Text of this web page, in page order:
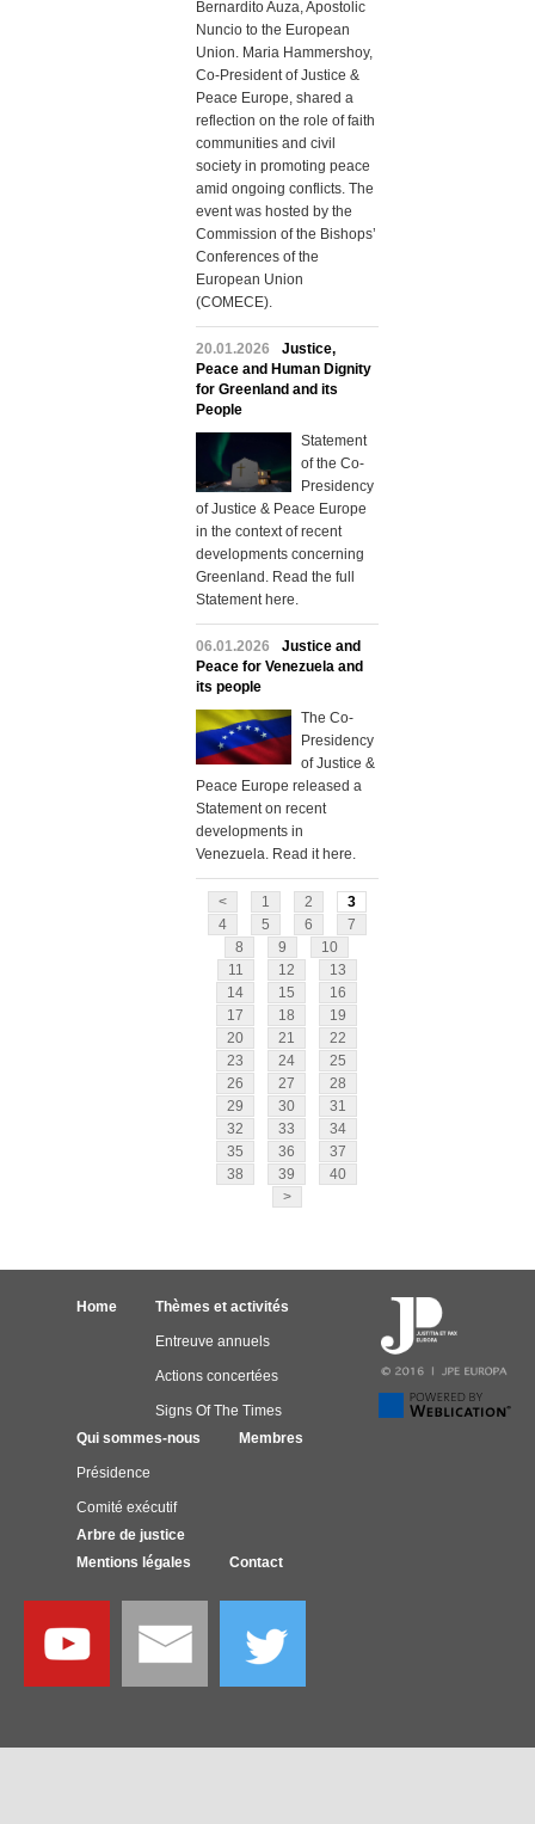
Bernardito Auza, Apostolic
Nuncio to the European
Union. Maria Hammershoy,
Co-President of Justice &
Peace Europe, shared a
reflection on the role of faith
communities and civil
society in promoting peace
amid ongoing conflicts. The
event was hosted by the
Commission of the Bishops’
Conferences of the
European Union
(COMECE).
20.01.2026
Justice,
Peace and Human Dignity
for Greenland and its
People
Statement
of the Co-
Presidency
of Justice & Peace Europe
in the context of recent
developments concerning
Greenland. Read the full
Statement here.
06.01.2026
Justice and
Peace for Venezuela and
its people
The Co-
Presidency
of Justice &
Peace Europe released a
Statement on recent
developments in
Venezuela. Read it here.
< 1 2
3
4
5 6
7
8
9
10
11
12
13
14
15
16
17
18
19
20
21
22
23
24
25
26
27
28
29
30
31
32
33
34
35
36
37
38
39
40
>
Home Thèmes et activités
Entreuve annuels
Actions concertées
Signs Of The Times
Qui sommes-nous
Présidence
Comité exécutif
Membres
Arbre de justice
Mentions légales
Contact